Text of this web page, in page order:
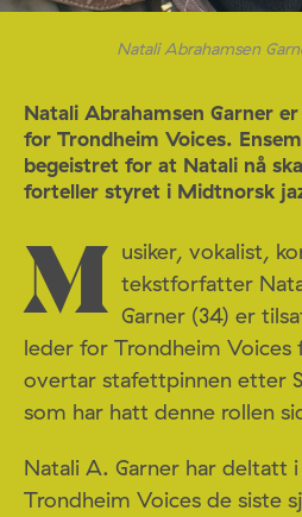
Natali Abrahamsen
Natali Abrahamsen Garner
for Trondheim Voices.
begeistret for at Natali nå
forteller styret i Midtnorsk
M usiker, vokalist,
tekstforfatter
Garner (34) er
leder for Trondheim Voices
overtar stafettpinnen etter
som har hatt denne rollen
Natali A. Garner har deltatt
Trondheim Voices de siste